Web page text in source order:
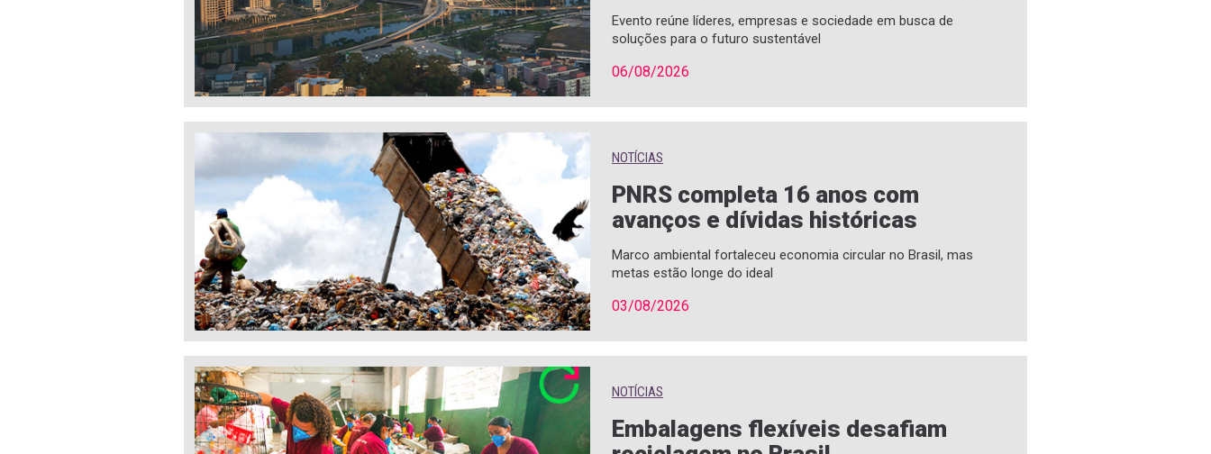
Evento reúne líderes, empresas e sociedade em busca de
soluções para o futuro sustentável
06/08/2026
NOTÍCIAS
PNRS completa 16 anos com
avanços e dívidas históricas
Marco ambiental fortaleceu economia circular no Brasil, mas
metas estão longe do ideal
03/08/2026
NOTÍCIAS
Embalagens flexíveis desafiam